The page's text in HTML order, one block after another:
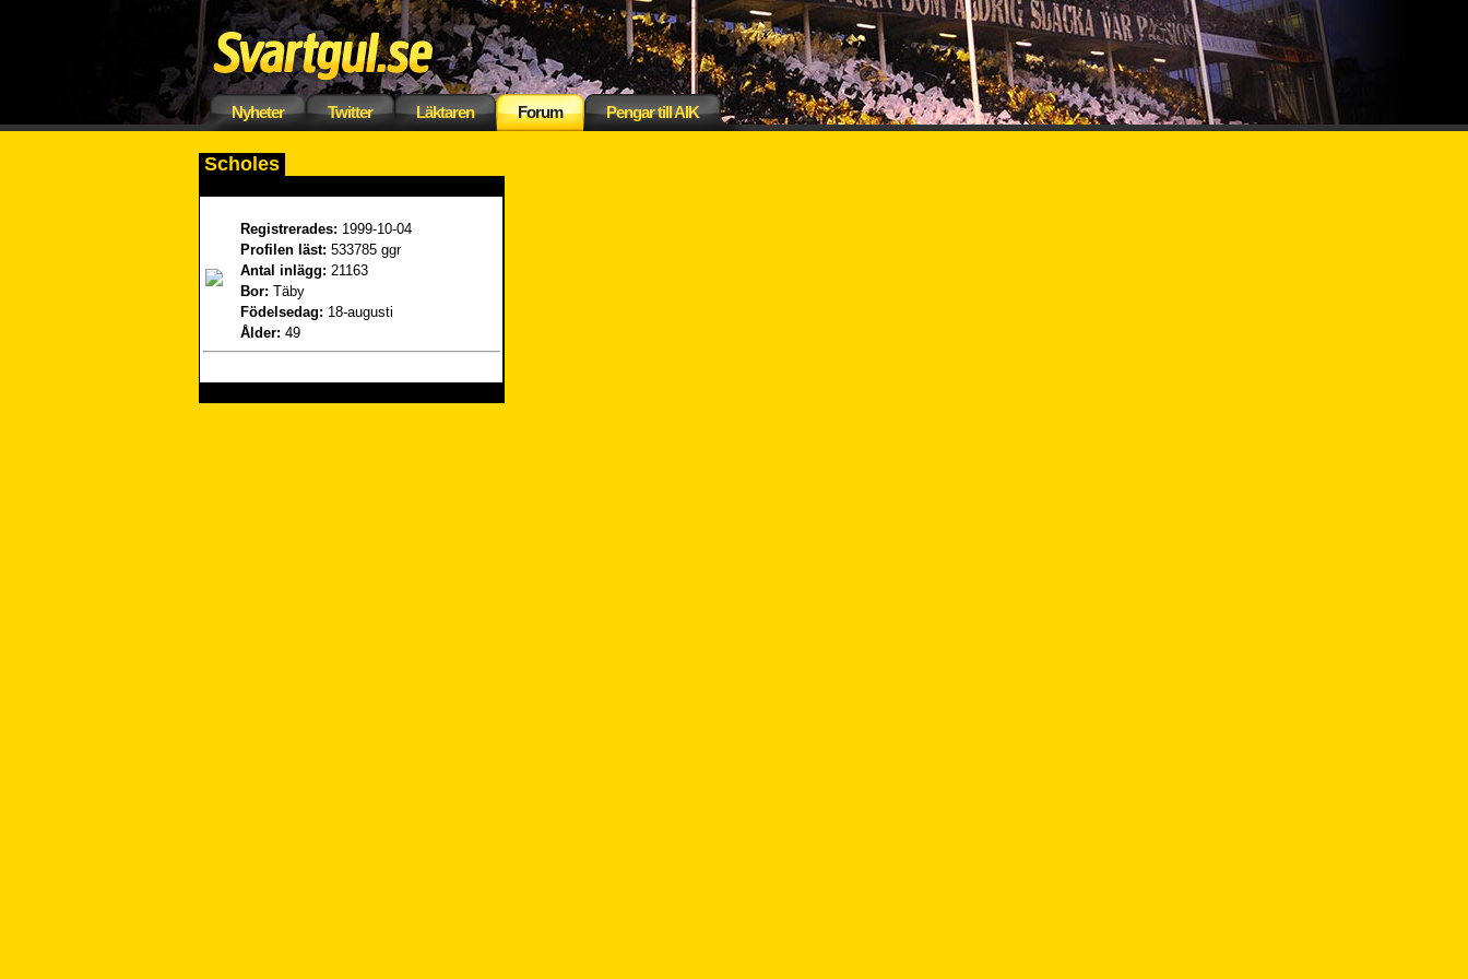
Nyheter Twitter Läktaren Forum Pengar till AIK
Scholes
Registrerades: 1999-10-04
Profilen läst: 533785 ggr
Antal inlägg: 21163
Bor: Täby
Födelsedag: 18-augusti
Ålder: 49